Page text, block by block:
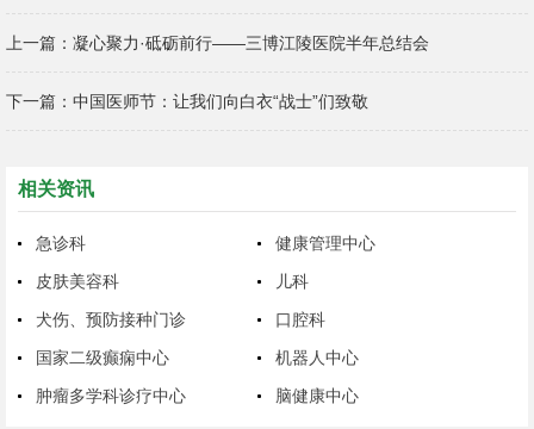
上一篇： 凝心聚力·砥砺前行——三博江陵医院半年总结会
下一篇： 中国医师节：让我们向白衣“战士”们致敬
相关资讯
急诊科
健康管理中心
皮肤美容科
儿科
犬伤、预防接种门诊
口腔科
国家二级癫痫中心
机器人中心
肿瘤多学科诊疗中心
脑健康中心